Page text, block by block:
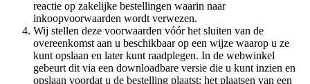
reactie op zakelijke bestellingen waarin naar
inkoopvoorwaarden wordt verwezen.
Wij stellen deze voorwaarden vóór het sluiten van de
overeenkomst aan u beschikbaar op een wijze waarop u ze
kunt opslaan en later kunt raadplegen. In de webwinkel
gebeurt dit via een downloadbare versie die u kunt inzien en
opslaan voordat u de bestelling plaatst; het plaatsen van een